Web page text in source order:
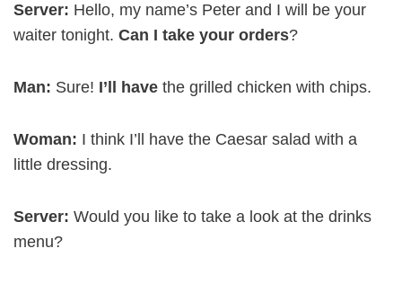
Server: Hello, my name’s Peter and I will be your
waiter tonight. Can I take your orders?
Man: Sure! I’ll have the grilled chicken with chips.
Woman: I think I’ll have the Caesar salad with a
little dressing.
Server: Would you like to take a look at the drinks
menu?